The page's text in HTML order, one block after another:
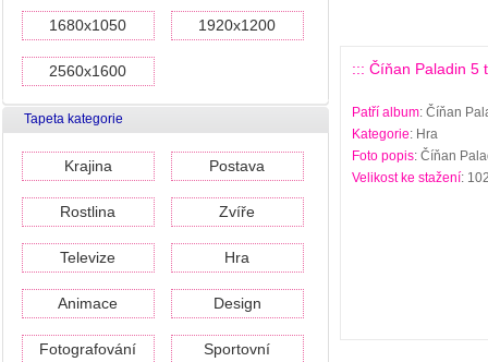
1680x1050 1920x1200
2560x1600
Tapeta kategorie
Krajina Postava
Rostlina Zvíře
Televize Hra
Animace Design
Fotografování Sportovní
::: Číňan Paladin 5
Patří album: Číňan
Kategorie: Hra
Foto popis: Číňan
Velikost ke stažení: